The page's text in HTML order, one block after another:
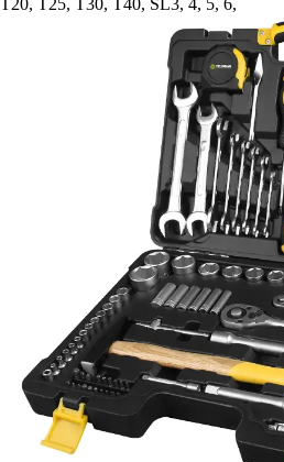
T20, T25, T30, T40, SL3, 4, 5, 6,